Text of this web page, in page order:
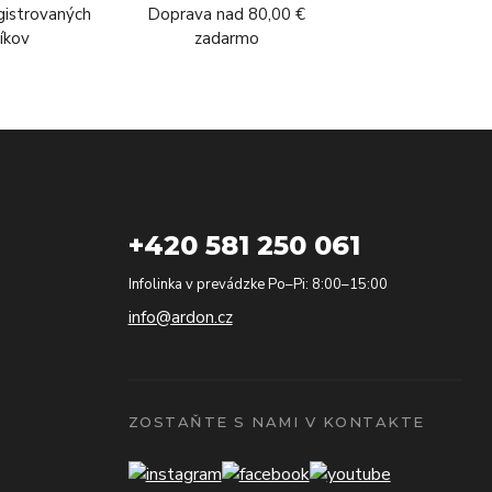
Doprava nad 80,00 €
zadarmo
+420 581 250 061
Infolinka v prevádzke Po–Pi: 8:00–15:00
info@ardon.cz
ZOSTAŇTE S NAMI V KONTAKTE